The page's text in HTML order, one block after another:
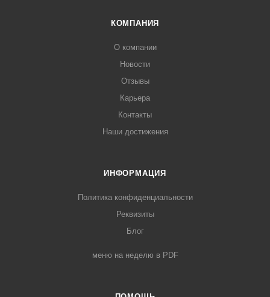
КОМПАНИЯ
О компании
Новости
Отзывы
Карьера
Контакты
Наши достижения
ИНФОРМАЦИЯ
Политика конфиденциальности
Реквизиты
Блог
меню на неделю в PDF